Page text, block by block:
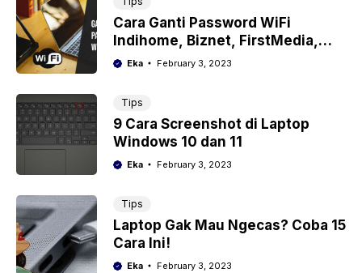
Cara Ganti Password WiFi
Indihome, Biznet, FirstMedia,
dan MyRepublic
Eka February 3, 2023
Tips
9 Cara Screenshot di Laptop
Windows 10 dan 11
Eka February 3, 2023
Tips
Laptop Gak Mau Ngecas? Coba 15
Cara Ini!
Eka February 3, 2023